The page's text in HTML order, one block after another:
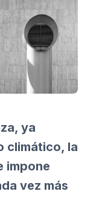
ya
climático, la
impone
vez más